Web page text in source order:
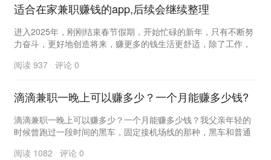
适合在家兼职赚钱的app,后续会继续整理
进入2025年，刚刚结束春节假期，开始忙碌的新年，只有不断努
力奋斗，更好地创造将来，赚更多的钱生活更舒适，除了工作，
阅读 937 评论 0
滴滴兼职一晚上可以赚多少？一个月能赚多少钱?
滴滴兼职一晚上可以赚多少？一个月能赚多少钱？我父亲年轻的
时候曾跑过一段时间的黑车，固定接机场线的那种，黑车和普通
阅读 1082 评论 0